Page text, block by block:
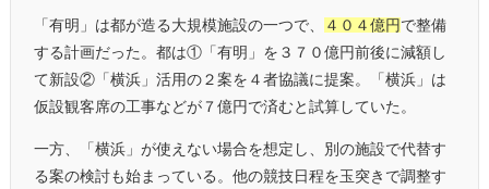
「有明」は都が造る大規模施設の一つで、 ４０４億円 で整備
する計画だった。都は①「有明」を３７０億円前後に減額し
て新設②「横浜」活用の２案を４者協議に提案。「横浜」は
仮設観客席の工事などが７億円で済むと試算していた。
一方、「横浜」が使えない場合を想定し、別の施設で代替す
る案の検討も始まっている。他の競技日程を玉突きで調整す